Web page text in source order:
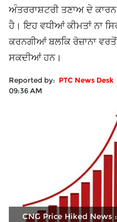
ਅੰਤਰਰਾਸ਼ਟਰੀ ਤਣਾਅ ਦੇ
ਹੈ। ਇਹ ਵਧੀਆਂ ਕੀਮਤਾਂ ਨਾ
ਕਰਨਗੀਆਂ ਬਲਕਿ ਰੋਜ਼ਾਨਾ ਵਰਤੋਂ
ਸਕਦੀਆਂ ਹਨ।
Reported by: PTC News Desk
09:36 AM
CNG Price Hiked News